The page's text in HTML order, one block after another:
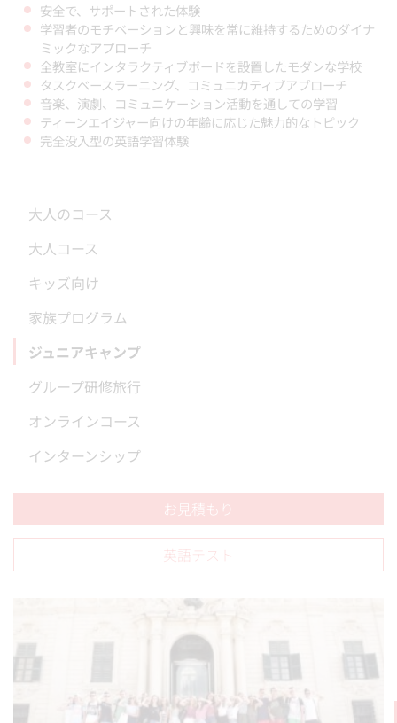
安全で、サポートされた体験
学習者のモチベーションと興味を常に維持するためのダイナ
ミックなアプローチ
全教室にインタラクティブボードを設置したモダンな学校
タスクベースラーニング、コミュニカティブアプローチ
音楽、演劇、コミュニケーション活動を通しての学習
ティーンエイジャー向けの年齢に応じた魅力的なトピック
完全没入型の英語学習体験
大人のコース
大人コース
キッズ向け
家族プログラム
ジュニアキャンプ
グループ研修旅行
オンラインコース
インターンシップ
お見積もり
英語テスト